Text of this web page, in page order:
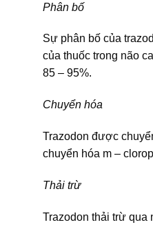
Phân bố
Sự phân bố của
của thuốc trong não
85 – 95%.
Chuyển hóa
Trazodon được
chuyển hóa m –
Thải trừ
Trazodon thải trừ